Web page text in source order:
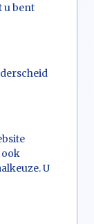
u bent
ook
U